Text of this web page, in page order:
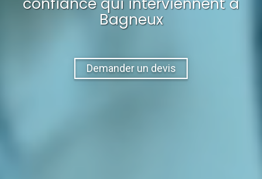
Bagneux
Demander un devis